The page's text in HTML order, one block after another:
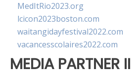
MedItRio2023.org
lcicon2023boston.com
waitangidayfestival2022.com
vacancesscolaires2022.com
MEDIA PARTNER II